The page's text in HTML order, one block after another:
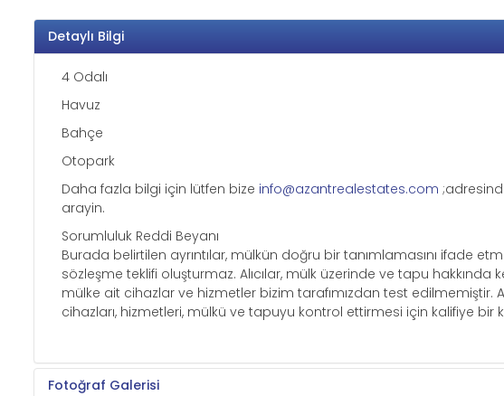
Detaylı Bilgi
4 Odalı
Havuz
Bahçe
Otopark
Daha fazla bilgi için lütfen bize info@azantrealestates.com
arayin.
Sorumluluk Reddi Beyanı
Burada belirtilen ayrıntılar, mülkün doğru bir tanımlamasını ifade
sözleşme teklifi oluşturmaz. Alıcılar, mülk üzerinde ve tapu
mülke ait cihazlar ve hizmetler bizim tarafımızdan test edilmemiştir.
cihazları, hizmetleri, mülkü ve tapuyu kontrol ettirmesi için kalifiye bir
Fotoğraf Galerisi